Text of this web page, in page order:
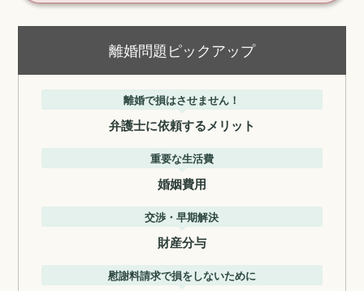
離婚問題ピックアップ
離婚で損はさせません！
弁護士に依頼するメリット
重要な生活費
婚姻費用
交渉・早期解決
財産分与
慰謝料請求で損をしないために